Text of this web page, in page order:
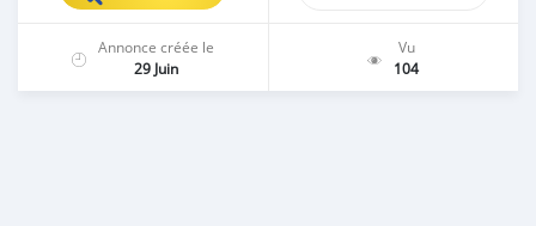
Annonce créée le
29 Juin
Vu
104